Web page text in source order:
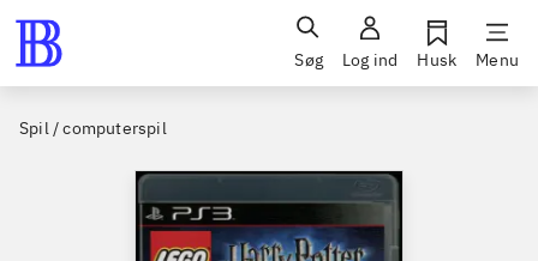
Søg Log ind Husk Menu
Spil / computerspil